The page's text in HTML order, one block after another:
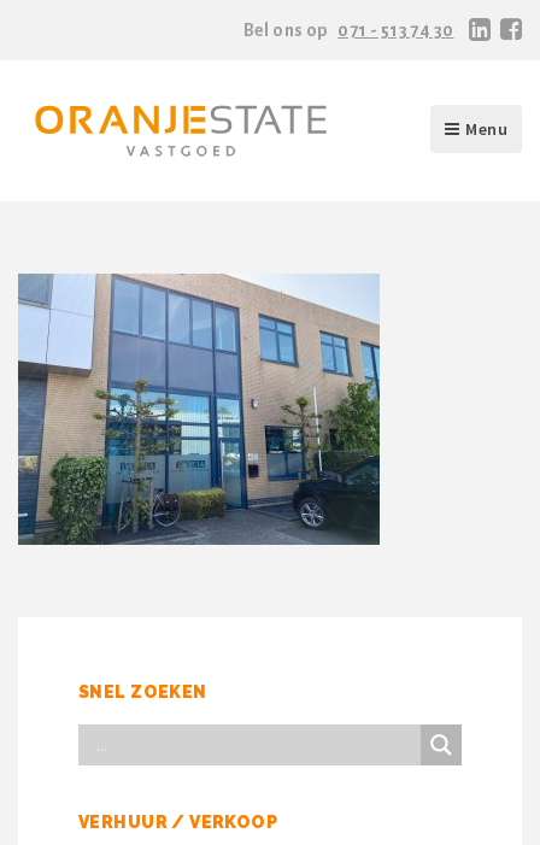
Bel ons op 071 - 513 74 30
Menu
SNEL ZOEKEN
VERHUUR / VERKOOP